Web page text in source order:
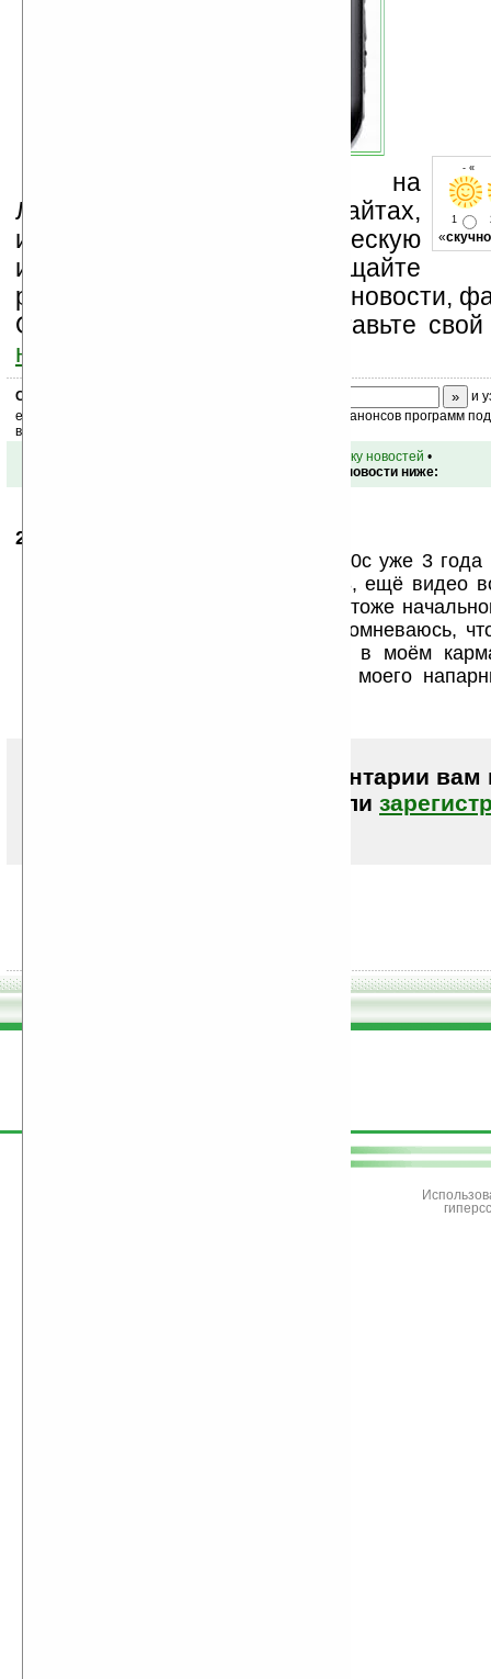
- «
1
«скучно
Устанавливайте линк на
Ладошки на своих сайтах,
изучайте коммерческую
информацию, посещайте
разделы сайта (форум, чат, новости,
Оцените эту новость и оставьте
ниже на странице
Скоро
и
ежедневный или еженедельный дайджест новостей, анонсов программ
ваш почтовый ящик.
вернуться к списку новостей •
Обсуждение этой новости ниже:
29.08.2009
Ну и что с того? Моему Nokia 3110с уже 3 года
хоть камера есть и экран 160х128, ещё видео
интернет лазаю с него. Теперь он тоже
рядом, но я дичайшим образом сомневаюсь,
протянуть хотя бы года полтора в моём
насмотрелся на мучения и беды моего
Чтобы писать комментарии вам
или